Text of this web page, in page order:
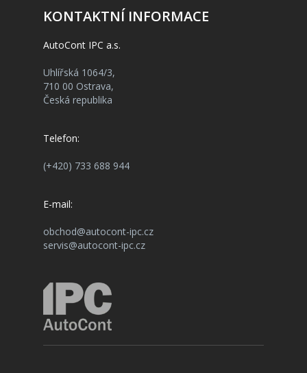
KONTAKTNÍ INFORMACE
AutoCont IPC a.s.
Uhlířská 1064/3,
710 00 Ostrava,
Česká republika
Telefon:
(+420) 733 688 944
E-mail:
obchod@autocont-ipc.cz
servis@autocont-ipc.cz